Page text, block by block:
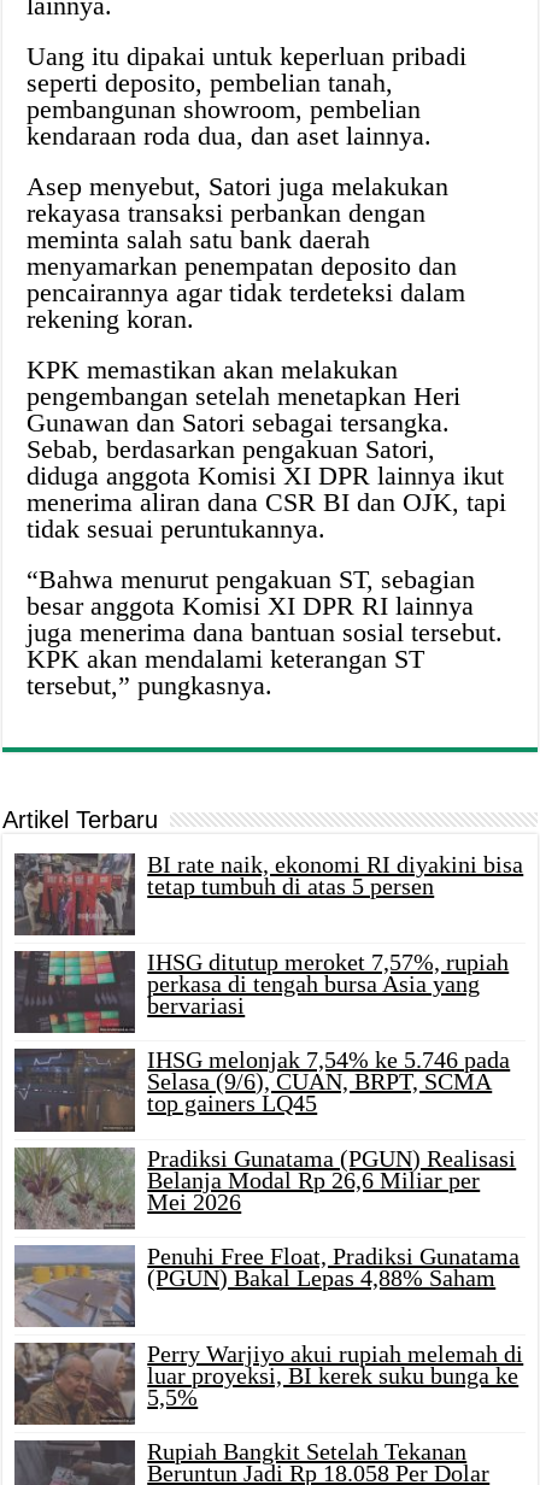
Uang itu dipakai untuk keperluan pribadi
seperti deposito, pembelian tanah,
pembangunan showroom, pembelian
kendaraan roda dua, dan aset lainnya.
Asep menyebut, Satori juga melakukan
rekayasa transaksi perbankan dengan
meminta salah satu bank daerah
menyamarkan penempatan deposito dan
pencairannya agar tidak terdeteksi dalam
rekening koran.
KPK memastikan akan melakukan
pengembangan setelah menetapkan Heri
Gunawan dan Satori sebagai tersangka.
Sebab, berdasarkan pengakuan Satori,
diduga anggota Komisi XI DPR lainnya ikut
menerima aliran dana CSR BI dan OJK, tapi
tidak sesuai peruntukannya.
“Bahwa menurut pengakuan ST, sebagian
besar anggota Komisi XI DPR RI lainnya
juga menerima dana bantuan sosial tersebut.
KPK akan mendalami keterangan ST
tersebut,” pungkasnya.
Artikel Terbaru
BI rate naik, ekonomi RI diyakini bisa
tetap tumbuh di atas 5 persen
IHSG ditutup meroket 7,57%, rupiah
perkasa di tengah bursa Asia yang
bervariasi
IHSG melonjak 7,54% ke 5.746 pada
Selasa (9/6), CUAN, BRPT, SCMA
top gainers LQ45
Pradiksi Gunatama (PGUN) Realisasi
Belanja Modal Rp 26,6 Miliar per
Mei 2026
Penuhi Free Float, Pradiksi Gunatama
(PGUN) Bakal Lepas 4,88% Saham
Perry Warjiyo akui rupiah melemah di
luar proyeksi, BI kerek suku bunga ke
5,5%
Rupiah Bangkit Setelah Tekanan
Beruntun Jadi Rp 18.058 Per Dolar